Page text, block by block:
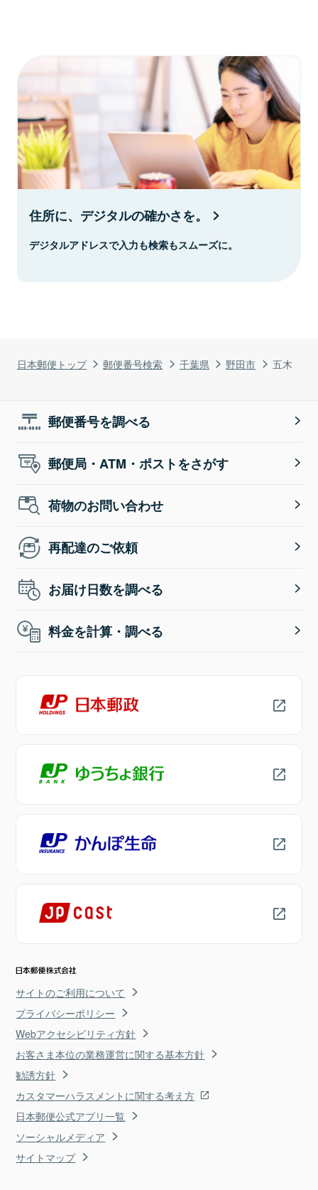
日本郵便トップ 郵便番号検索 千葉県 野田市 五木
住所に、デジタルの確かさを。
デジタルアドレスで入力も検索もスムーズに。
郵便番号を調べる
郵便局・ATM・ポストをさがす
荷物のお問い合わせ
再配達のご依頼
お届け日数を調べる
料金を計算・調べる
サイトのご利用について
プライバシーポリシー
Webアクセシビリティ方針
お客さま本位の業務運営に関する基本方針
勧誘方針
カスタマーハラスメントに関する考え方
日本郵便公式アプリ一覧
ソーシャルメディア
サイトマップ